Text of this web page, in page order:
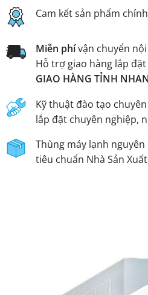
Cam kết sản phẩm
Miễn phívận chuyển nội
Hỗ trợ giao hàng lắp
GIAO HÀNG TỈNH
Kỹ thuật đào tạo
lắp đặt chuyên nghiệp,
Thùng máy lạnh
tiêu chuẩn Nhà Sản Xuất